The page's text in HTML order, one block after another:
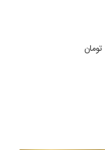
تومان